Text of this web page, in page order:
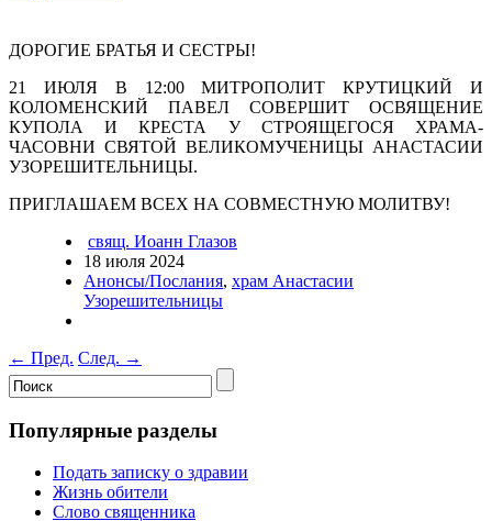
ДОРОГИЕ БРАТЬЯ И СЕСТРЫ!
21 ИЮЛЯ В 12:00 МИТРОПОЛИТ КРУТИЦКИЙ И
КОЛОМЕНСКИЙ ПАВЕЛ СОВЕРШИТ ОСВЯЩЕНИЕ
КУПОЛА И КРЕСТА У СТРОЯЩЕГОСЯ ХРАМА-
ЧАСОВНИ СВЯТОЙ ВЕЛИКОМУЧЕНИЦЫ АНАСТАСИИ
УЗОРЕШИТЕЛЬНИЦЫ.
ПРИГЛАШАЕМ ВСЕХ НА СОВМЕСТНУЮ МОЛИТВУ!
свящ. Иоанн Глазов
18 июля 2024
Анонсы/Послания, храм Анастасии
Узорешительницы
← Пред. След. →
Популярные разделы
Подать записку о здравии
Жизнь обители
Слово священника